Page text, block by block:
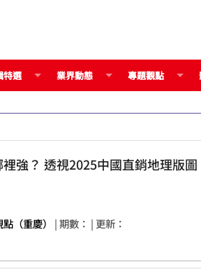
特選 業界動態 專題觀點
中國直銷哪裡強？ 透視2025中國直銷地理版圖
（重慶） | 期數： | 更新：